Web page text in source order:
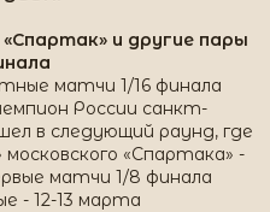
и другие пары
матчи 1/16 финала
России санкт-
в следующий раунд, где
«Спартака» -
матчи 1/8 финала
- 12-13 марта